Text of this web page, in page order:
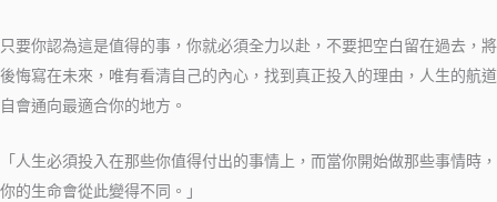
只要你認為這是值得的事，你就必須全力以赴，不要把空白留在過去，將
後悔寫在未來，唯有看清自己的內心，找到真正投入的理由，人生的航道
自會通向最適合你的地方。
「人生必須投入在那些你值得付出的事情上，而當你開始做那些事情時，
你的生命會從此變得不同。」